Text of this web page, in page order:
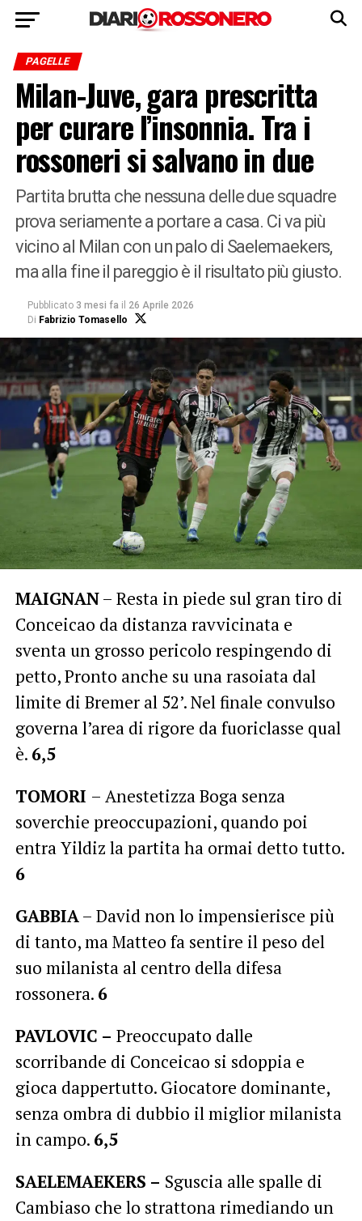
PAGELLE
Milan-Juve, gara prescritta
per curare l’insonnia. Tra i
rossoneri si salvano in due
Partita brutta che nessuna delle due squadre
prova seriamente a portare a casa. Ci va più
vicino al Milan con un palo di Saelemaekers,
ma alla fine il pareggio è il risultato più giusto.
Pubblicato 3 mesi fa il 26 Aprile 2026
Di Fabrizio Tomasello
MAIGNAN– Resta in piede sul gran tiro di
Conceicao da distanza ravvicinata e
sventa un grosso pericolo respingendo di
petto, Pronto anche su una rasoiata dal
limite di Bremer al 52’. Nel finale convulso
governa l’area di rigore da fuoriclasse qual
è. 6,5
TOMORI – Anestetizza Boga senza
soverchie preoccupazioni, quando poi
entra Yildiz la partita ha ormai detto tutto.
6
GABBIA– David non lo impensierisce più
di tanto, ma Matteo fa sentire il peso del
suo milanista al centro della difesa
rossonera. 6
PAVLOVIC – Preoccupato dalle
scorribande di Conceicao si sdoppia e
gioca dappertutto. Giocatore dominante,
senza ombra di dubbio il miglior milanista
in campo. 6,5
SAELEMAEKERS – Sguscia alle spalle di
Cambiaso che lo strattona rimediando un